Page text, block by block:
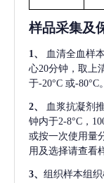
样品采集及
1、 血清全血样
心20分钟，取上
于-20°C 或-80°C。
2、 血浆抗凝剂
钟内于2-8°C，
或按一次使用量
用及选择请查看
3、 组织样本组